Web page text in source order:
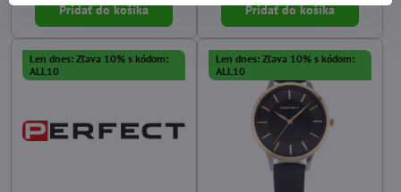
Pridať do košíka Pridať do košíka
Len dnes: Zľava 10% s kódom:
ALL10
Len dnes: Zľava 10% s kódom:
ALL10